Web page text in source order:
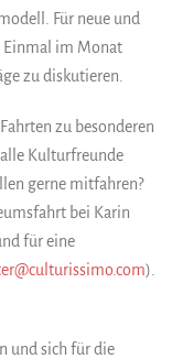
Für neue und
Einmal im Monat
zu diskutieren.
zu besonderen
Kulturfreunde
gerne mitfahren?
bei Karin
für eine
).
und sich für die